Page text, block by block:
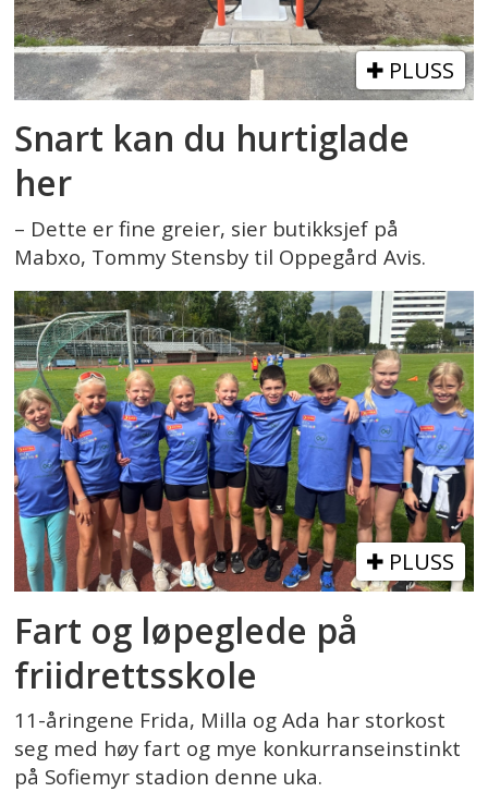
PLUSS
Snart kan du hurtiglade
her
– Dette er fine greier, sier butikksjef på
Mabxo, Tommy Stensby til Oppegård Avis.
PLUSS
Fart og løpeglede på
friidrettsskole
11-åringene Frida, Milla og Ada har storkost
seg med høy fart og mye konkurranseinstinkt
på Sofiemyr stadion denne uka.